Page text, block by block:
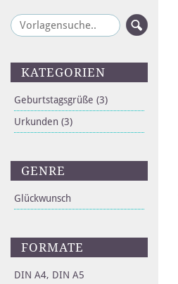
KATEGORIEN
Geburtstagsgrüße (3)
Urkunden (3)
GENRE
Glückwunsch
FORMATE
DIN A4, DIN A5